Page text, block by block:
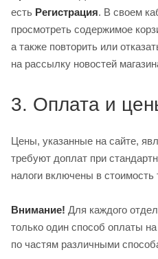
есть Регистрация. В своем
просмотреть содержимое
а также повторить или
на рассылку новостей
3. Оплата и
Цены, указанные на сайте,
требуют доплат при
налоги включены в стоимость
Внимание! Для каждого
только один способ оплаты
по частям различными